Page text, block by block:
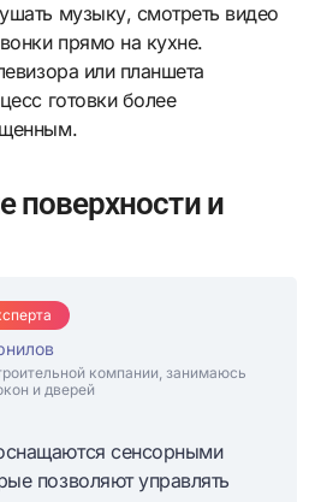
музыку, смотреть видео
прямо на кухне.
или планшета
готовки более
поверхности и
компании, занимаюсь
и дверей
сенсорными
позволяют управлять